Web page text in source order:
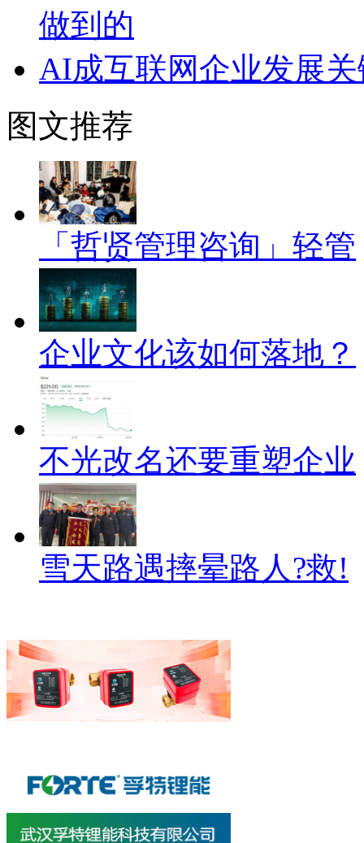
做到的
AI成互联网企业发展
图文推荐
「哲贤管理咨询」轻管
企业文化该如何落地？
不光改名还要重塑企业
雪天路遇摔晕路人?救!